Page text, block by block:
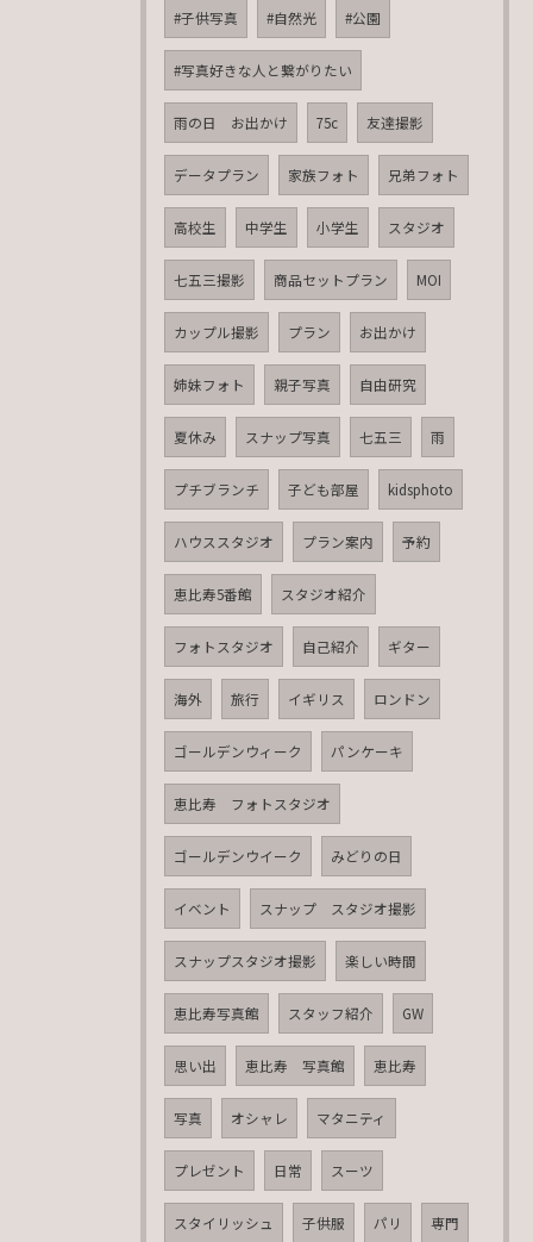
#子供写真 #自然光 #公園
#写真好きな人と繋がりたい
雨の日 お出かけ 75c 友達撮影
データプラン 家族フォト 兄弟フォト
高校生 中学生 小学生 スタジオ
七五三撮影 商品セットプラン MOI
カップル撮影 プラン お出かけ
姉妹フォト 親子写真 自由研究
夏休み スナップ写真 七五三 雨
プチブランチ 子ども部屋 kidsphoto
ハウススタジオ プラン案内 予約
恵比寿5番館 スタジオ紹介
フォトスタジオ 自己紹介 ギター
海外 旅行 イギリス ロンドン
ゴールデンウィーク パンケーキ
恵比寿 フォトスタジオ
ゴールデンウイーク みどりの日
イベント スナップ スタジオ撮影
スナップスタジオ撮影 楽しい時間
恵比寿写真館 スタッフ紹介 GW
思い出 恵比寿 写真館 恵比寿
写真 オシャレ マタニティ
プレゼント 日常 スーツ
スタイリッシュ 子供服 パリ 専門